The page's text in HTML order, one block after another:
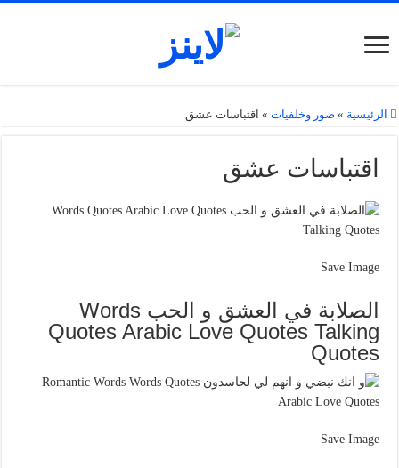
الرئيسية » صور وخلفيات » اقتباسات عشق
اقتباسات عشق
Save Image
الصلابة في العشق و الحب Words
Quotes Arabic Love Quotes Talking
Quotes
Save Image